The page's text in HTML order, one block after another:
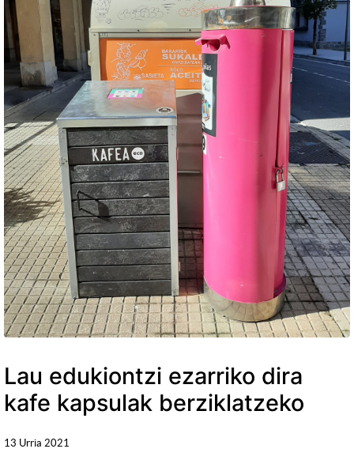
Lau edukiontzi ezarriko dira
kafe kapsulak berziklatzeko
13 Urria 2021